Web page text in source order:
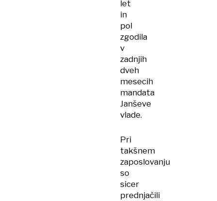
let
in
pol
zgodila
v
zadnjih
dveh
mesecih
mandata
Janševe
vlade.
Pri
takšnem
zaposlovanju
so
sicer
prednjačili